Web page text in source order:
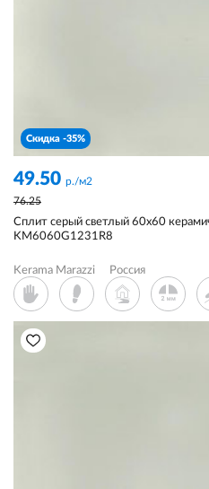
Скидка -35%
49.50 р./м2
76.25
Сплит серый светлый 60x60
KM6060G1231R8
Kerama Marazzi Россия